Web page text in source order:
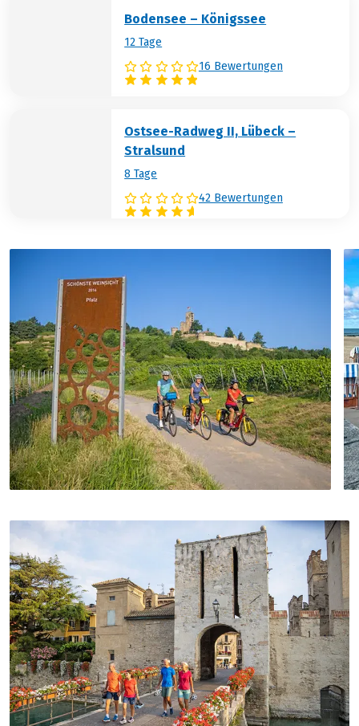
Bodensee – Königssee
12 Tage
16 Bewertungen
Ostsee-Radweg II, Lübeck –
Stralsund
8 Tage
42 Bewertungen